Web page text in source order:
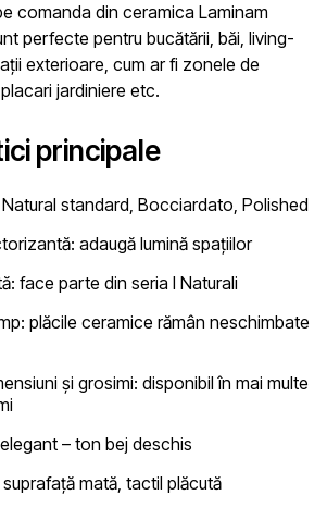
comanda din ceramica Laminam
perfecte pentru bucătării, băi, living-
exterioare, cum ar fi zonele de
jardiniere etc.
principale
Natural standard, Bocciardato, Polished
adaugă lumină spațiilor
face parte din seria I Naturali
plăcile ceramice rămân neschimbate
și grosimi: disponibil în mai multe
– ton bej deschis
mată, tactil plăcută